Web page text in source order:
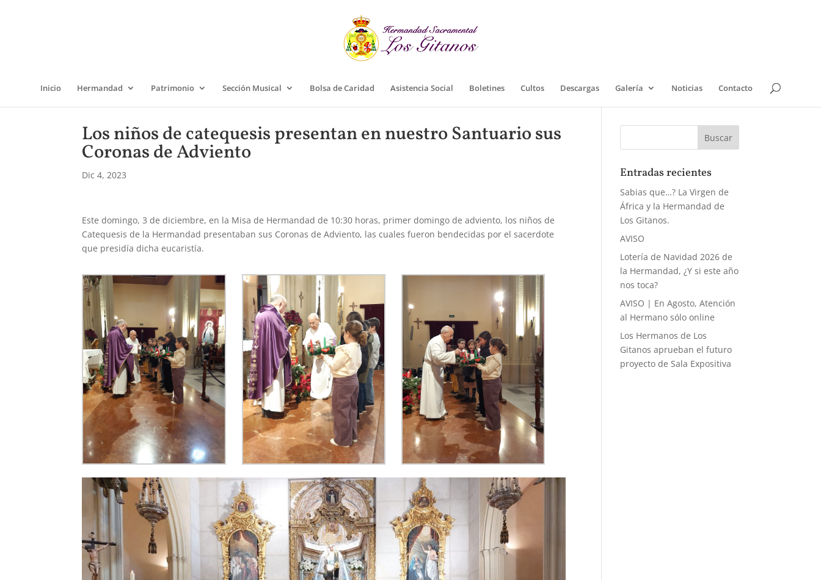
Inicio Hermandad Patrimonio Sección Musical Bolsa de Caridad Asistencia Social Boletines Cultos Descargas Galería Noticias Contacto
Los niños de catequesis presentan en nuestro Santuario sus
Coronas de Adviento
Dic 4, 2023
Este domingo, 3 de diciembre, en la Misa de Hermandad de 10:30 horas, primer domingo de adviento, los niños de
Catequesis de la Hermandad presentaban sus Coronas de Adviento, las cuales fueron bendecidas por el sacerdote
que presidía dicha eucaristía.
Entradas recientes
Sabias que…? La Virgen de
África y la Hermandad de
Los Gitanos.
AVISO
Lotería de Navidad 2026 de
la Hermandad, ¿Y si este año
nos toca?
AVISO | En Agosto, Atención
al Hermano sólo online
Los Hermanos de Los
Gitanos aprueban el futuro
proyecto de Sala Expositiva